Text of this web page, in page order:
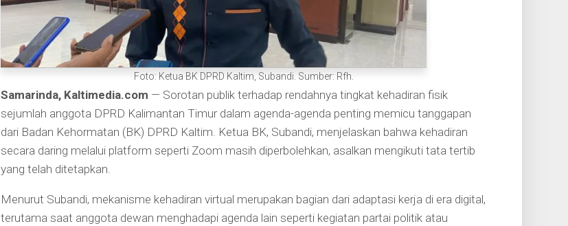
Foto: Ketua BK DPRD Kaltim, Subandi. Sumber: Rfh.
Samarinda, Kaltimedia.com — Sorotan publik terhadap rendahnya tingkat kehadiran fisik
sejumlah anggota DPRD Kalimantan Timur dalam agenda-agenda penting memicu tanggapan
dari Badan Kehormatan (BK) DPRD Kaltim. Ketua BK, Subandi, menjelaskan bahwa kehadiran
secara daring melalui platform seperti Zoom masih diperbolehkan, asalkan mengikuti tata tertib
yang telah ditetapkan.
Menurut Subandi, mekanisme kehadiran virtual merupakan bagian dari adaptasi kerja di era digital,
terutama saat anggota dewan menghadapi agenda lain seperti kegiatan partai politik atau